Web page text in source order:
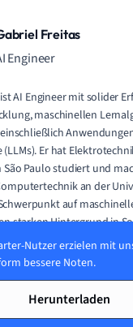
Freitas
Engineer
AI Engineer mit solider
maschinellen
Er hat
São Paulo studiert und
an der
auf
starken Hintergrund in
hat an Projekten zu
LLM-Anwendungen
Lerne Gabriel kennen
Nutzer erzielen mit
bessere Noten.
Herunterladen